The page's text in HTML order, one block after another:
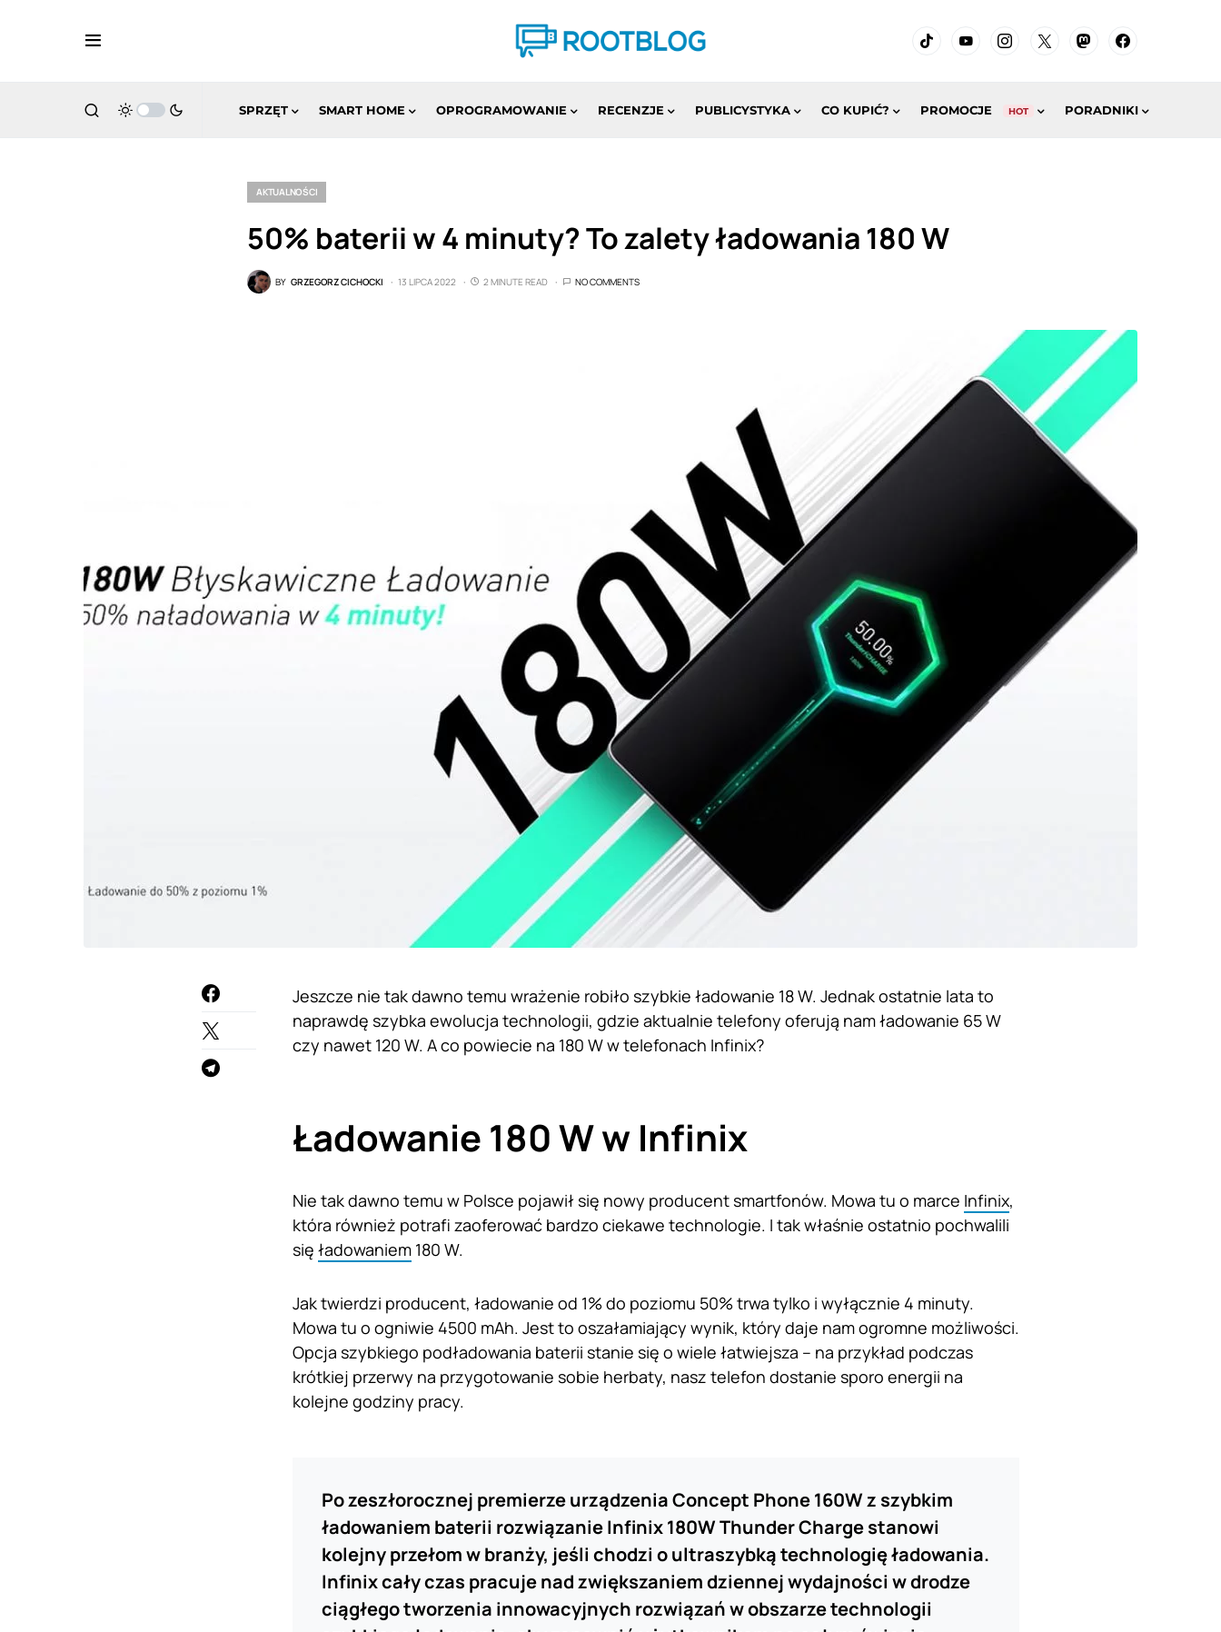
SPRZĘT SMART HOME OPROGRAMOWANIE RECENZJE PUBLICYSTYKA CO KUPIĆ? PROMOCJE HOT PORADNIKI
AKTUALNOŚCI
50% baterii w 4 minuty? To zalety ładowania 180 W
BY GRZEGORZ CICHOCKI 13 LIPCA 2022 2 MINUTE READ NO COMMENTS
Jeszcze nie tak dawno temu wrażenie robiło szybkie ładowanie 18 W. Jednak ostatnie lata to
naprawdę szybka ewolucja technologii, gdzie aktualnie telefony oferują nam ładowanie 65 W
czy nawet 120 W. A co powiecie na 180 W w telefonach Infinix?
Ładowanie 180 W w Infinix
Nie tak dawno temu w Polsce pojawił się nowy producent smartfonów. Mowa tu o marce Infinix,
która również potrafi zaoferować bardzo ciekawe technologie. I tak właśnie ostatnio pochwalili
się ładowaniem 180 W.
Jak twierdzi producent, ładowanie od 1% do poziomu 50% trwa tylko i wyłącznie 4 minuty.
Mowa tu o ogniwie 4500 mAh. Jest to oszałamiający wynik, który daje nam ogromne możliwości.
Opcja szybkiego podładowania baterii stanie się o wiele łatwiejsza – na przykład podczas
krótkiej przerwy na przygotowanie sobie herbaty, nasz telefon dostanie sporo energii na
kolejne godziny pracy.
Po zeszłorocznej premierze urządzenia Concept Phone 160W z szybkim
ładowaniem baterii rozwiązanie Infinix 180W Thunder Charge stanowi
kolejny przełom w branży, jeśli chodzi o ultraszybką technologię ładowania.
Infinix cały czas pracuje nad zwiększaniem dziennej wydajności w drodze
ciągłego tworzenia innowacyjnych rozwiązań w obszarze technologii